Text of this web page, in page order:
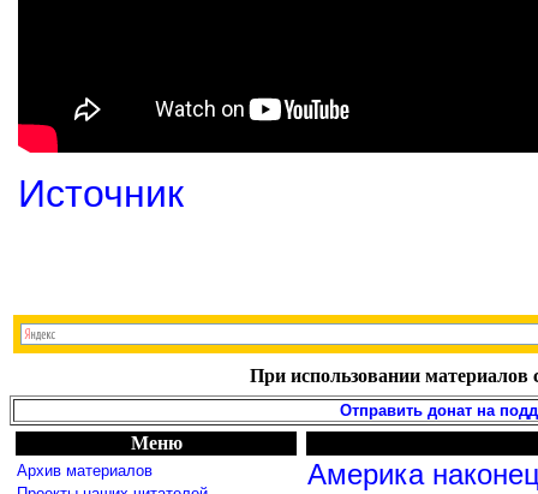
Источник
При использовании материалов
Отправить донат на
Меню
Архив материалов
Америка